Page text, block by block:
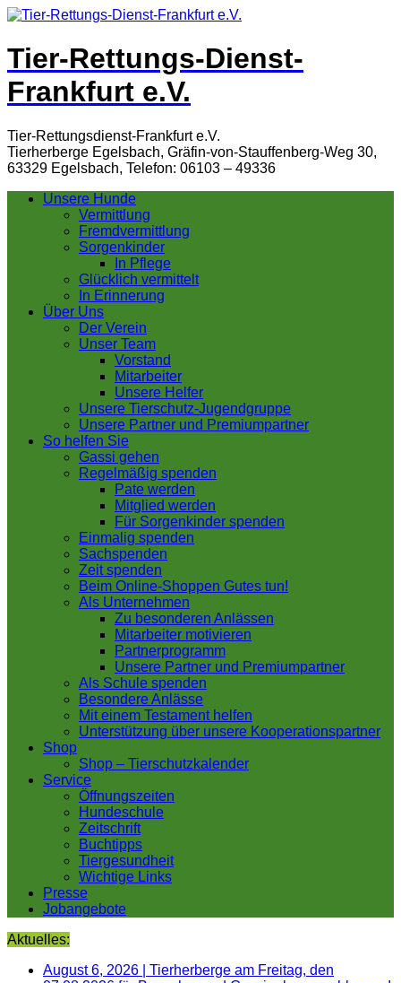
Tier-Rettungs-Dienst-
Frankfurt e.V.
Tier-Rettungsdienst-Frankfurt e.V.
Tierherberge Egelsbach, Gräfin-von-Stauffenberg-Weg 30,
63329 Egelsbach, Telefon: 06103 – 49336
Unsere Hunde
Vermittlung
Fremdvermittlung
Sorgenkinder
In Pflege
Glücklich vermittelt
In Erinnerung
Über Uns
Der Verein
Unser Team
Vorstand
Mitarbeiter
Unsere Helfer
Unsere Tierschutz-Jugendgruppe
Unsere Partner und Premiumpartner
So helfen Sie
Gassi gehen
Regelmäßig spenden
Pate werden
Mitglied werden
Für Sorgenkinder spenden
Einmalig spenden
Sachspenden
Zeit spenden
Beim Online-Shoppen Gutes tun!
Als Unternehmen
Zu besonderen Anlässen
Mitarbeiter motivieren
Partnerprogramm
Unsere Partner und Premiumpartner
Als Schule spenden
Besondere Anlässe
Mit einem Testament helfen
Unterstützung über unsere Kooperationspartner
Shop
Shop – Tierschutzkalender
Service
Öffnungszeiten
Hundeschule
Zeitschrift
Buchtipps
Tiergesundheit
Wichtige Links
Presse
Jobangebote
Aktuelles:
August 6, 2026
Tierherberge am Freitag, den